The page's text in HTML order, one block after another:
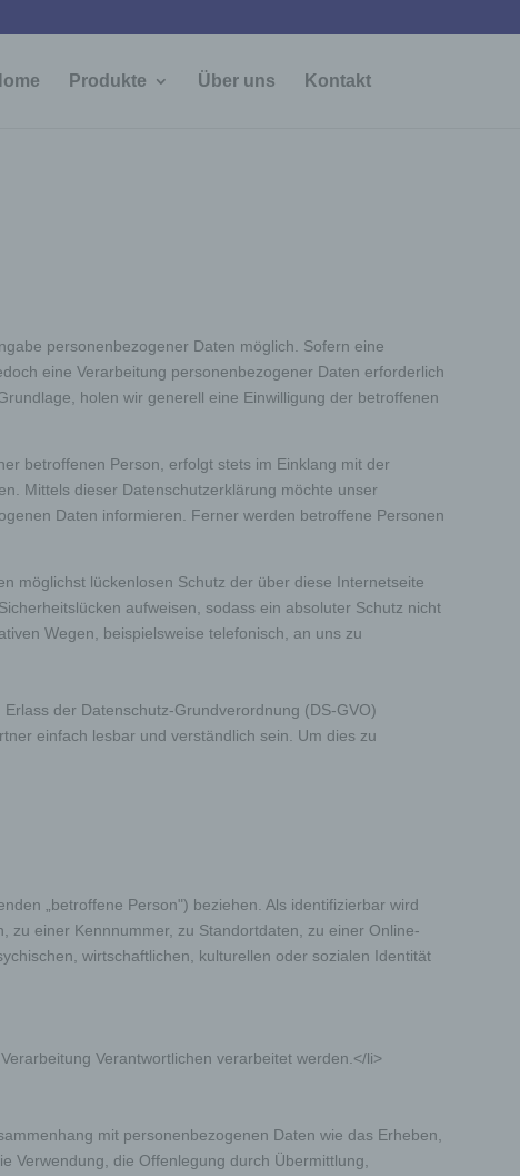
Produkte Über uns Kontakt
personenbezogener Daten möglich. Sofern eine
eine Verarbeitung personenbezogener Daten erforderlich
holen wir generell eine Einwilligung der betroffenen
betroffenen Person, erfolgt stets im Einklang mit der
Mittels dieser Datenschutzerklärung möchte unser
Daten informieren. Ferner werden betroffene Personen
möglichst lückenlosen Schutz der über diese Internetseite
aufweisen, sodass ein absoluter Schutz nicht
Wegen, beispielsweise telefonisch, an uns zu
der Datenschutz-Grundverordnung (DS-GVO)
einfach lesbar und verständlich sein. Um dies zu
„betroffene Person") beziehen. Als identifizierbar wird
einer Kennnummer, zu Standortdaten, zu einer Online-
wirtschaftlichen, kulturellen oder sozialen Identität
Verantwortlichen verarbeitet werden.</li>
mit personenbezogenen Daten wie das Erheben,
Verwendung, die Offenlegung durch Übermittlung,